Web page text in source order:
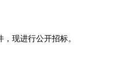
现进行公开招标。